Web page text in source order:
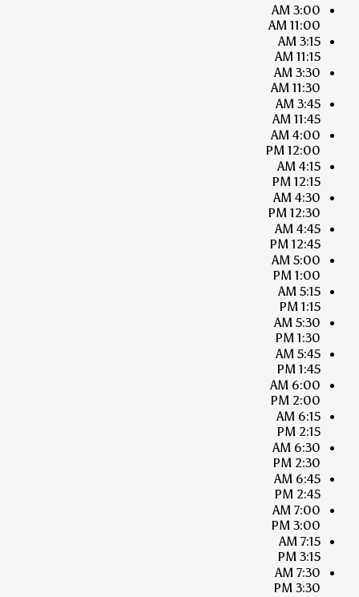
3:00 AM
11:00 AM
3:15 AM
11:15 AM
3:30 AM
11:30 AM
3:45 AM
11:45 AM
4:00 AM
12:00 PM
4:15 AM
12:15 PM
4:30 AM
12:30 PM
4:45 AM
12:45 PM
5:00 AM
1:00 PM
5:15 AM
1:15 PM
5:30 AM
1:30 PM
5:45 AM
1:45 PM
6:00 AM
2:00 PM
6:15 AM
2:15 PM
6:30 AM
2:30 PM
6:45 AM
2:45 PM
7:00 AM
3:00 PM
7:15 AM
3:15 PM
7:30 AM
3:30 PM